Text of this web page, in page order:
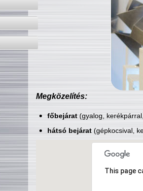
Megközelítés:
főbejárat(gyalog,
hátsó bejárat(gépkocsival,
This page